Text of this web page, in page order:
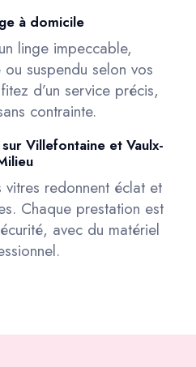
à domicile
linge impeccable,
suspendu selon vos
d’un service précis,
contrainte.
Villefontaine et Vaulx-
redonnent éclat et
Chaque prestation est
avec du matériel